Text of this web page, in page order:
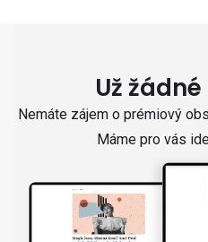
Už
Nemáte zájem o prémiový
Máme pro vás